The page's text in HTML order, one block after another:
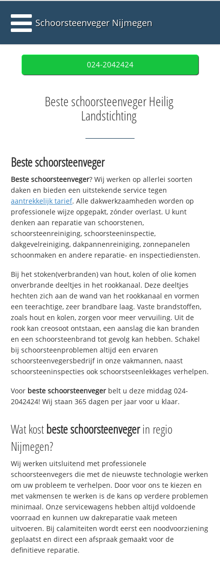
Schoorsteenveger Nijmegen
024-2042424
Beste schoorsteenveger Heilig
Landstichting
Beste schoorsteenveger
Beste schoorsteenveger? Wij werken op allerlei soorten
daken en bieden een uitstekende service tegen
aantrekkelijk tarief. Alle dakwerkzaamheden worden op
professionele wijze opgepakt, zónder overlast. U kunt
denken aan reparatie van schoorstenen,
schoorsteenreiniging, schoorsteeninspectie,
dakgevelreiniging, dakpannenreiniging, zonnepanelen
schoonmaken en andere reparatie- en inspectiediensten.
Bij het stoken(verbranden) van hout, kolen of olie komen
onverbrande deeltjes in het rookkanaal. Deze deeltjes
hechten zich aan de wand van het rookkanaal en vormen
een teerachtige, zeer brandbare laag. Vaste brandstoffen,
zoals hout en kolen, zorgen voor meer vervuiling. Uit de
rook kan creosoot ontstaan, een aanslag die kan branden
en een schoorsteenbrand tot gevolg kan hebben. Schakel
bij schoorsteenproblemen altijd een ervaren
schoorsteenvegersbedrijf in onze vakmannen, naast
schoorsteeninspecties ook schoorstseenlekkages verhelpen.
Voor beste schoorsteenveger belt u deze middag 024-
2042424! Wij staan 365 dagen per jaar voor u klaar.
Wat kostbeste schoorsteenvegerin regio
Nijmegen?
Wij werken uitsluitend met professionele
schoorsteenvegers die met de nieuwste technologie werken
om uw probleem te verhelpen. Door voor ons te kiezen en
met vakmensen te werken is de kans op verdere problemen
minimaal. Onze servicewagens hebben altijd voldoende
voorraad en kunnen uw dakreparatie vaak meteen
uitvoeren. Bij calamiteiten wordt eerst een noodvoorziening
geplaatst en direct een afspraak gemaakt voor de
definitieve reparatie.